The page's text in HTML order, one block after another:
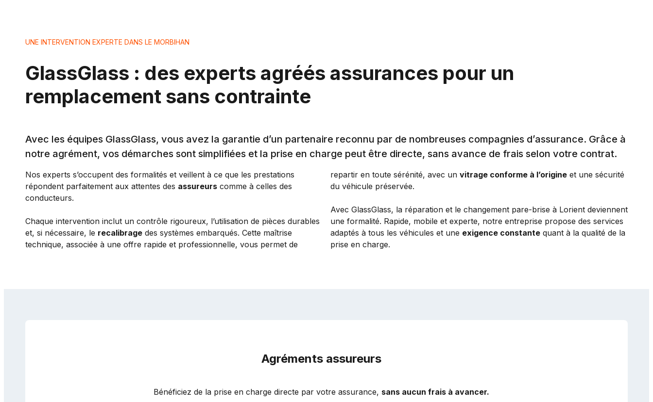
UNE INTERVENTION EXPERTE DANS LE MORBIHAN
GlassGlass : des experts agréés assurances pour un
remplacement sans contrainte
Avec les équipes GlassGlass, vous avez la garantie d’un partenaire reconnu par de nombreuses compagnies d’assurance. Grâce à
notre agrément, vos démarches sont simplifiées et la prise en charge peut être directe, sans avance de frais selon votre contrat.
Nos experts s’occupent des formalités et veillent à ce que les prestations
répondent parfaitement aux attentes des assureurs comme à celles des
conducteurs.
Chaque intervention inclut un contrôle rigoureux, l’utilisation de pièces durables
et, si nécessaire, le recalibrage des systèmes embarqués. Cette maîtrise
technique, associée à une offre rapide et professionnelle, vous permet de
repartir en toute sérénité, avec un vitrage conforme à l’origine et une sécurité
du véhicule préservée.
Avec GlassGlass, la réparation et le changement pare-brise à Lorient deviennent
une formalité. Rapide, mobile et experte, notre entreprise propose des services
adaptés à tous les véhicules et une exigence constante quant à la qualité de la
prise en charge.
Agréments assureurs
Bénéficiez de la prise en charge directe par votre assurance, sans aucun frais à avancer.